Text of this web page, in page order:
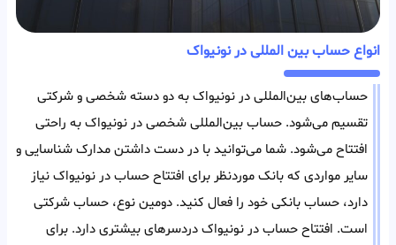
انواع حساب بین المللی در نونیواک
حساب‌های بین‌المللی در نونیواک به دو دسته شخصی و شرکتی
تقسیم می‌شود. حساب بین‌المللی شخصی در نونیواک به راحتی
افتتاح می‌شود. شما می‌توانید با در دست داشتن مدارک شناسایی و
سایر مواردی که بانک مورد‌نظر برای افتتاح حساب در نونیواک نیاز
دارد، حساب بانکی خود را فعال کنید. دومین نوع، حساب شرکتی
است. افتتاح حساب در نونیواک دردسر‌های بیشتری دارد. برای